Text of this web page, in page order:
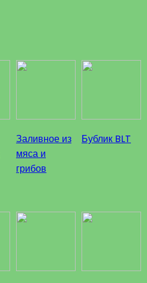
Заливное из
мяса и
грибов
Бублик BLT